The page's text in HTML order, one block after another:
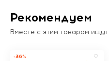
Рекомендуем
Вместе с этим товаром ищут
-36%